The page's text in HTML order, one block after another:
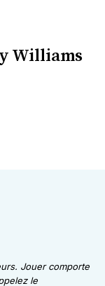
Williams
Jouer comporte
le